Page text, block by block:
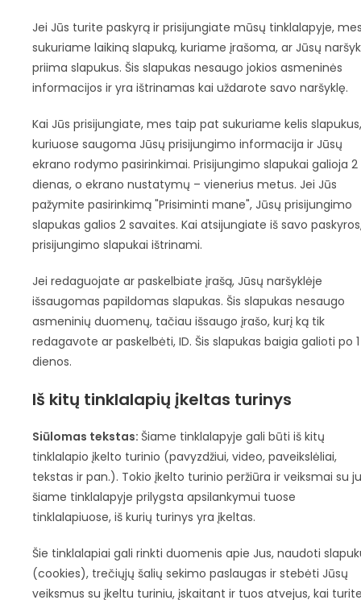
Jei Jūs turite paskyrą ir prisijungiate mūsų tinklalapyje,
sukuriame laikiną slapuką, kuriame įrašoma, ar Jūsų
priima slapukus. Šis slapukas nesaugo jokios asmeninės
informacijos ir yra ištrinamas kai uždarote savo naršyklę.
Kai Jūs prisijungiate, mes taip pat sukuriame kelis slapukus,
kuriuose saugoma Jūsų prisijungimo informacija ir Jūsų
ekrano rodymo pasirinkimai. Prisijungimo slapukai galioja 2
dienas, o ekrano nustatymų – vienerius metus. Jei Jūs
pažymite pasirinkimą "Prisiminti mane", Jūsų prisijungimo
slapukas galios 2 savaites. Kai atsijungiate iš savo
prisijungimo slapukai ištrinami.
Jei redaguojate ar paskelbiate įrašą, Jūsų naršyklėje
išsaugomas papildomas slapukas. Šis slapukas nesaugo
asmeninių duomenų, tačiau išsaugo įrašo, kurį ką tik
redagavote ar paskelbėti, ID. Šis slapukas baigia galioti po 1
dienos.
Iš kitų tinklalapių įkeltas turinys
Siūlomas tekstas: Šiame tinklalapyje gali būti iš kitų
tinklalapio įkelto turinio (pavyzdžiui, video, paveikslėliai,
tekstas ir pan.). Tokio įkelto turinio peržiūra ir veiksmai su
šiame tinklalapyje prilygsta apsilankymui tuose
tinklalapiuose, iš kurių turinys yra įkeltas.
Šie tinklalapiai gali rinkti duomenis apie Jus, naudoti
(cookies), trečiųjų šalių sekimo paslaugas ir stebėti Jūsų
veiksmus su įkeltu turiniu, įskaitant ir tuos atvejus, kai